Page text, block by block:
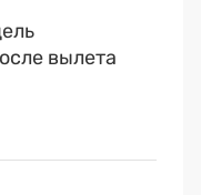
вылета